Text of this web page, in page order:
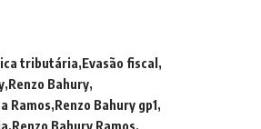
tributária Evasão fiscal
Renzo Bahury
Ramos Renzo Bahury gp1
Renzo Bahury Ramos